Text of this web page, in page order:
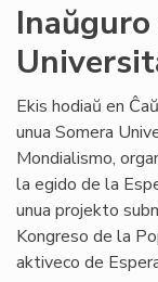
Ekis hodiaŭ en
unua Somera
Mondialismo,
la egido de la
unua projekto
Kongreso de la
aktiveco de